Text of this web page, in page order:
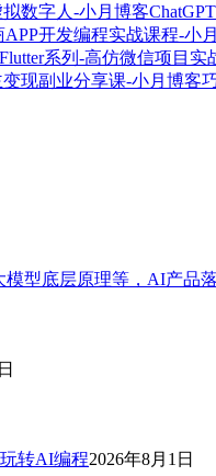
Flutter系列-高仿微信项目实
型底层原理等，AI产品
转AI编程2026年8月1日